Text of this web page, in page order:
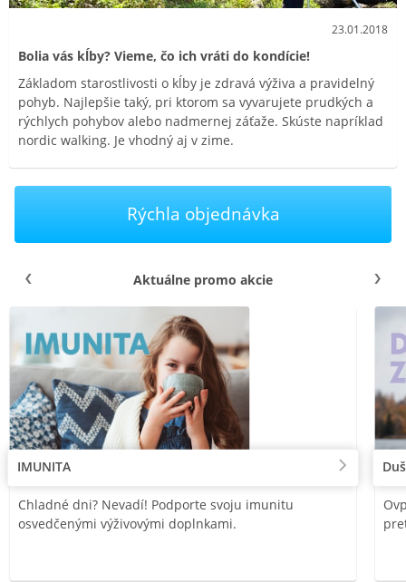
23.01.2018
Bolia vás kĺby? Vieme, čo ich vráti do kondície!
Základom starostlivosti o kĺby je zdravá výživa a pravidelný
pohyb. Najlepšie taký, pri ktorom sa vyvarujete prudkých a
rýchlych pohybov alebo nadmernej záťaže. Skúste napríklad
nordic walking. Je vhodný aj v zime.
Rýchla objednávka
Aktuálne promo akcie
IMUNITA
Chladné dni? Nevadí! Podporte svoju imunitu
osvedčenými výživovými doplnkami.